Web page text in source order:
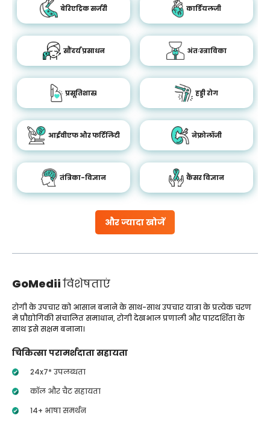
और ज्यादा खोजें
बेरिएट्रिक सर्जरी कार्डियलजी
सौंदर्य प्रसाधन अंतःस्त्राविका
प्रसूतिशास्र हड्डी रोग
आईवीएफ और फर्टिलिटी नेफ्रोलॉजी
तंत्रिका-विज्ञान कैंसर विज्ञान
GoMediiविशेषताएं
रोगी के उपचार को आसान बनाने के साथ-साथ उपचार यात्रा के प्रत्येक चरण
में प्रौद्योगिकी संचालित समाधान, रोगी देखभाल प्रणाली और पारदर्शिता के
साथ इसे सक्षम बनाना।
चिकित्सा परामर्शदाता सहायता
24x7* उपलब्धता
कॉल और चैट सहायता
14+ भाषा समर्थन